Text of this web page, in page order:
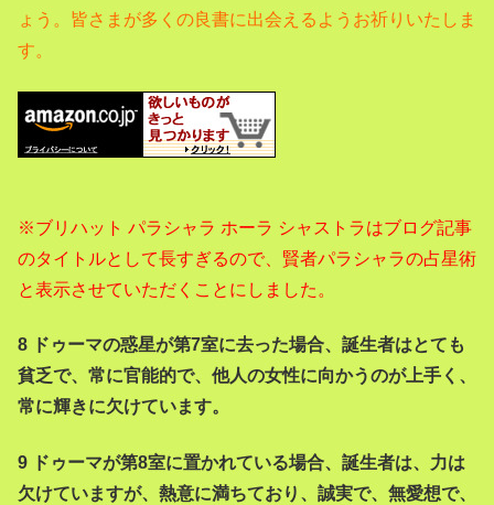
ょう。 皆さまが多くの良書に出会えるようお祈りいたしま
す。
※ブリハット パラシャラ ホーラ シャストラはブログ記事
のタイトルとして長すぎるので、賢者パラシャラの占星術
と表示させていただくことにしました。
8 ドゥーマの惑星が第7室に去った場合、誕生者はとても
貧乏で、常に官能的で、他人の女性に向かうのが上手く、
常に輝きに欠けています。
9 ドゥーマが第8室に置かれている場合、誕生者は、力は
欠けていますが、熱意に満ちており、誠実で、無愛想で、